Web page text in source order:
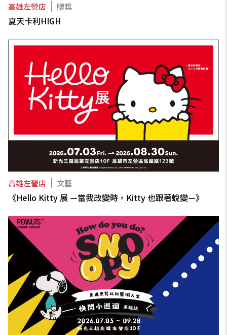
高雄左營店 贈獎
夏天卡利HIGH
高雄左營店 文藝
《Hello Kitty 展 —當我改變時，Kitty 也跟著蛻變—》